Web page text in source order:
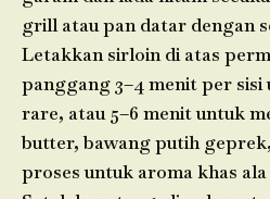
grill atau pan datar dengan
Letakkan sirloin di atas
panggang 3–4 menit per
rare, atau 5–6 menit untuk
butter, bawang putih
proses untuk aroma khas